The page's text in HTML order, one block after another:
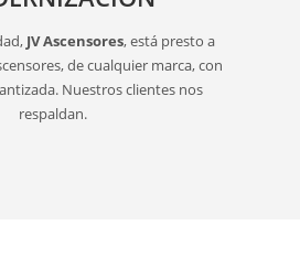
JV Ascensores, está presto a
de cualquier marca, con
Nuestros clientes nos
respaldan.